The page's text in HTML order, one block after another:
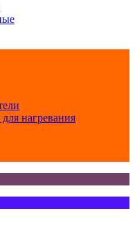
нагревания